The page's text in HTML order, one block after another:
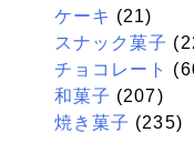
ケーキ (21)
スナック菓子
チョコレート
和菓子 (207)
焼き菓子 (235)